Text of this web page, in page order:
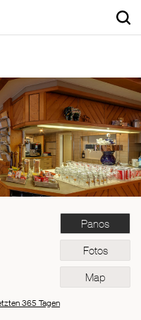
Panos
Fotos
Map
365 Tagen